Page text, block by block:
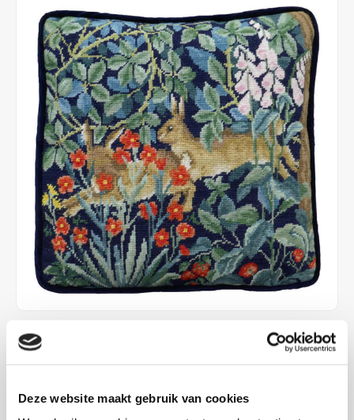
Deze website maakt gebruik van cookies
€99,80
35.5 x 35.5 cm Borduurkussen met halve kruissteek